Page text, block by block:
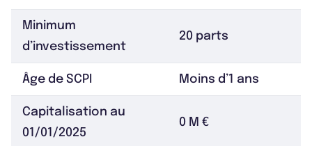
Minimum
d’investissement
20 parts
Âge de SCPI Moins d’1 ans
Capitalisation au
01/01/2025
0 M €